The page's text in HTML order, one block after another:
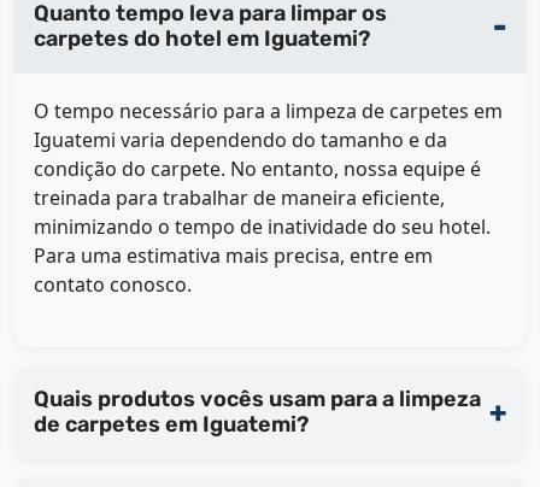
Quanto tempo leva para limpar os
carpetes do hotel em Iguatemi?
O tempo necessário para a limpeza de carpetes em
Iguatemi varia dependendo do tamanho e da
condição do carpete. No entanto, nossa equipe é
treinada para trabalhar de maneira eficiente,
minimizando o tempo de inatividade do seu hotel.
Para uma estimativa mais precisa, entre em
contato conosco.
Quais produtos vocês usam para a limpeza
de carpetes em Iguatemi?